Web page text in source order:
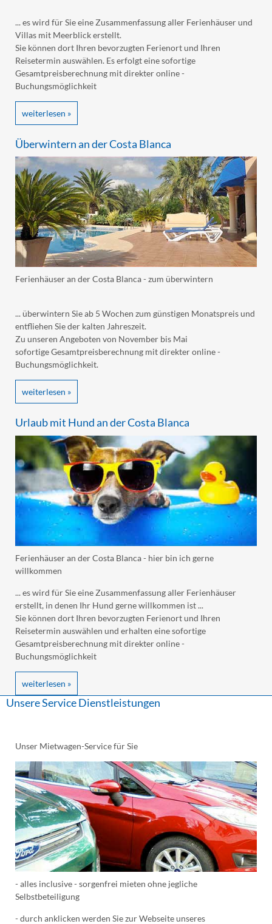
... es wird für Sie eine Zusammenfassung aller Ferienhäuser und
Villas mit Meerblick erstellt.
Sie können dort Ihren bevorzugten Ferienort und Ihren
Reisetermin auswählen. Es erfolgt eine sofortige
Gesamtpreisberechnung mit direkter online -
Buchungsmöglichkeit
weiterlesen »
Überwintern an der Costa Blanca
Ferienhäuser an der Costa Blanca - zum überwintern
... überwintern Sie ab 5 Wochen zum günstigen Monatspreis und
entfliehen Sie der kalten Jahreszeit.
Zu unseren Angeboten von November bis Mai
sofortige Gesamtpreisberechnung mit direkter online -
Buchungsmöglichkeit.
weiterlesen »
Urlaub mit Hund an der Costa Blanca
Ferienhäuser an der Costa Blanca - hier bin ich gerne
willkommen
... es wird für Sie eine Zusammenfassung aller Ferienhäuser
erstellt, in denen Ihr Hund gerne willkommen ist ...
Sie können dort Ihren bevorzugten Ferienort und Ihren
Reisetermin auswählen und erhalten eine sofortige
Gesamtpreisberechnung mit direkter online -
Buchungsmöglichkeit
weiterlesen »
Unsere Service Dienstleistungen
Unser Mietwagen-Service für Sie
- alles inclusive - sorgenfrei mieten ohne jegliche
Selbstbeteiligung
- durch anklicken werden Sie zur Webseite unseres